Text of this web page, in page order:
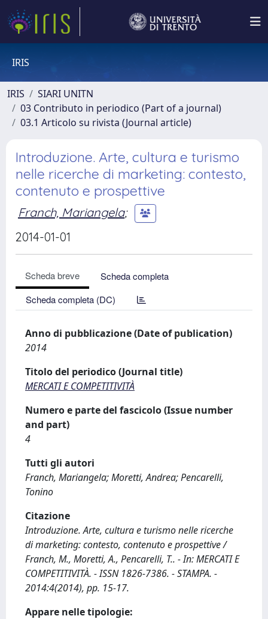
IRIS
IRIS
SIARI UNITN
03 Contributo in periodico (Part of a journal)
03.1 Articolo su rivista (Journal article)
Introduzione. Arte, cultura e turismo
nelle ricerche di marketing: contesto,
contenuto e prospettive
Franch, Mariangela;
2014-01-01
Scheda breve
Scheda completa
Scheda completa (DC)
Anno di pubblicazione (Date of publication)
2014
Titolo del periodico (Journal title)
MERCATI E COMPETITIVITÀ
Numero e parte del fascicolo (Issue number
and part)
4
Tutti gli autori
Franch, Mariangela; Moretti, Andrea; Pencarelli,
Tonino
Citazione
Introduzione. Arte, cultura e turismo nelle ricerche
di marketing: contesto, contenuto e prospettive /
Franch, M., Moretti, A., Pencarelli, T.. - In: MERCATI E
COMPETITIVITÀ. - ISSN 1826-7386. - STAMPA. -
2014:4(2014), pp. 15-17.
Appare nelle tipologie: